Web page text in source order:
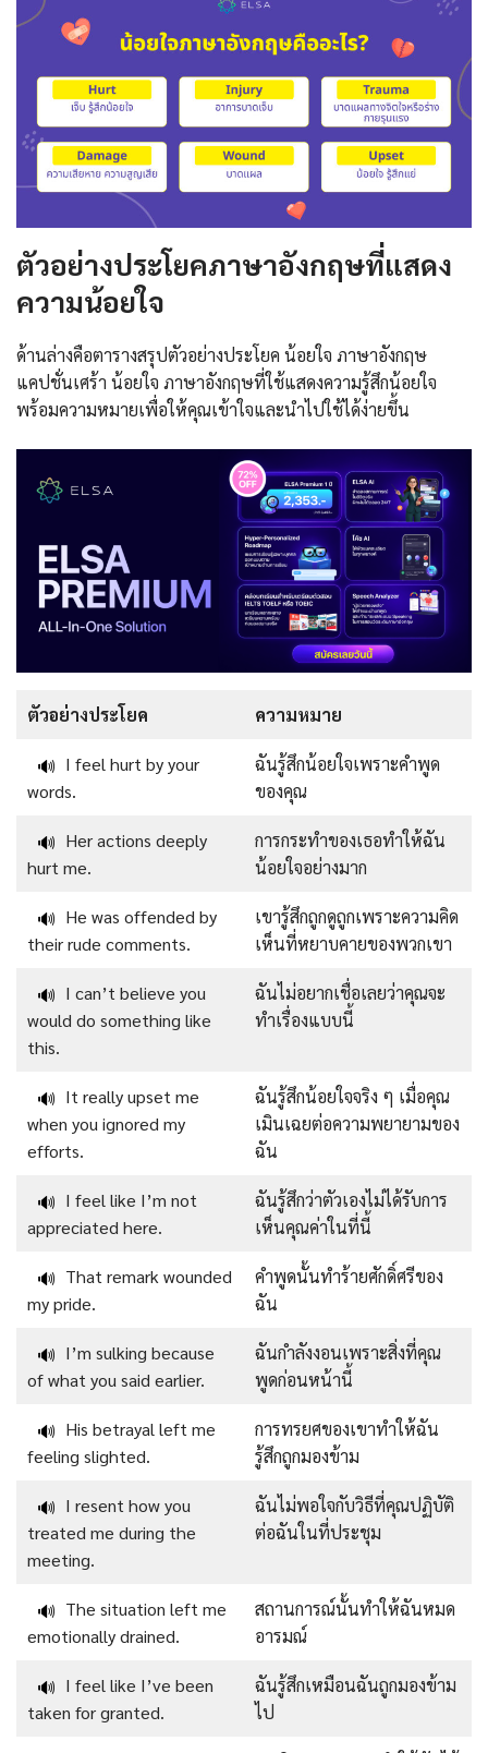
ตัวอย่างประโยคภาษาอังกฤษที่แสดง
ความน้อยใจ
ด้านล่างคือตารางสรุปตัวอย่างประโยค น้อยใจ ภาษาอังกฤษ
แคปชั่นเศร้า น้อยใจ ภาษาอังกฤษที่ใช้แสดงความรู้สึกน้อยใจ
พร้อมความหมายเพื่อให้คุณเข้าใจและนำไปใช้ได้ง่ายขึ้น
ตัวอย่างประโยค ความหมาย
🔊 I feel hurt by your
words.
ฉันรู้สึกน้อยใจเพราะคำพูด
ของคุณ
🔊 Her actions deeply
hurt me.
การกระทำของเธอทำให้ฉัน
น้อยใจอย่างมาก
🔊 He was offended by
their rude comments.
เขารู้สึกถูกดูถูกเพราะความคิด
เห็นที่หยาบคายของพวกเขา
🔊 I can’t believe you
would do something like
this.
ฉันไม่อยากเชื่อเลยว่าคุณจะ
ทำเรื่องแบบนี้
🔊 It really upset me
when you ignored my
efforts.
ฉันรู้สึกน้อยใจจริง ๆ เมื่อคุณ
เมินเฉยต่อความพยายามของ
ฉัน
🔊 I feel like I’m not
appreciated here.
ฉันรู้สึกว่าตัวเองไม่ได้รับการ
เห็นคุณค่าในที่นี้
🔊 That remark wounded
my pride.
คำพูดนั้นทำร้ายศักดิ์ศรีของ
ฉัน
🔊 I’m sulking because
of what you said earlier.
ฉันกำลังงอนเพราะสิ่งที่คุณ
พูดก่อนหน้านี้
🔊 His betrayal left me
feeling slighted.
การทรยศของเขาทำให้ฉัน
รู้สึกถูกมองข้าม
🔊 I resent how you
treated me during the
meeting.
ฉันไม่พอใจกับวิธีที่คุณปฏิบัติ
ต่อฉันในที่ประชุม
🔊 The situation left me
emotionally drained.
สถานการณ์นั้นทำให้ฉันหมด
อารมณ์
🔊 I feel like I’ve been
taken for granted.
ฉันรู้สึกเหมือนฉันถูกมองข้าม
ไป